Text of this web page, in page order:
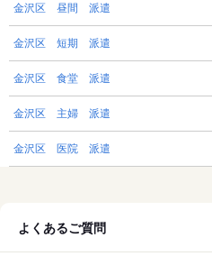
金沢区 昼間 派遣
金沢区 短期 派遣
金沢区 食堂 派遣
金沢区 主婦 派遣
金沢区 医院 派遣
よくあるご質問